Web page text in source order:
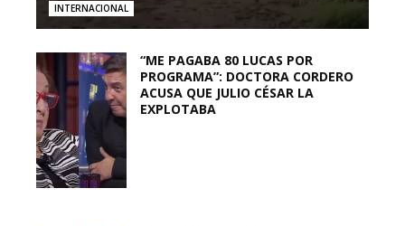
INTERNACIONAL
“ME PAGABA 80 LUCAS POR
PROGRAMA”: DOCTORA CORDERO
ACUSA QUE JULIO CÉSAR LA
EXPLOTABA